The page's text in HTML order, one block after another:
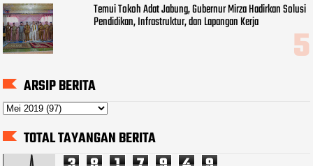
Temui Tokoh Adat Jabung, Gubernur Mirza Hadirkan Solusi
Pendidikan, Infrastruktur, dan Lapangan Kerja
ARSIP BERITA
TOTAL TAYANGAN BERITA